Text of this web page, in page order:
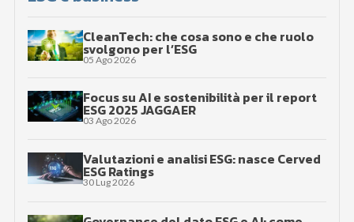
CleanTech: che cosa sono e che ruolo
svolgono per l’ESG
05 Ago 2026
Focus su AI e sostenibilità per il report
ESG 2025 JAGGAER
03 Ago 2026
Valutazioni e analisi ESG: nasce Cerved
ESG Ratings
30 Lug 2026